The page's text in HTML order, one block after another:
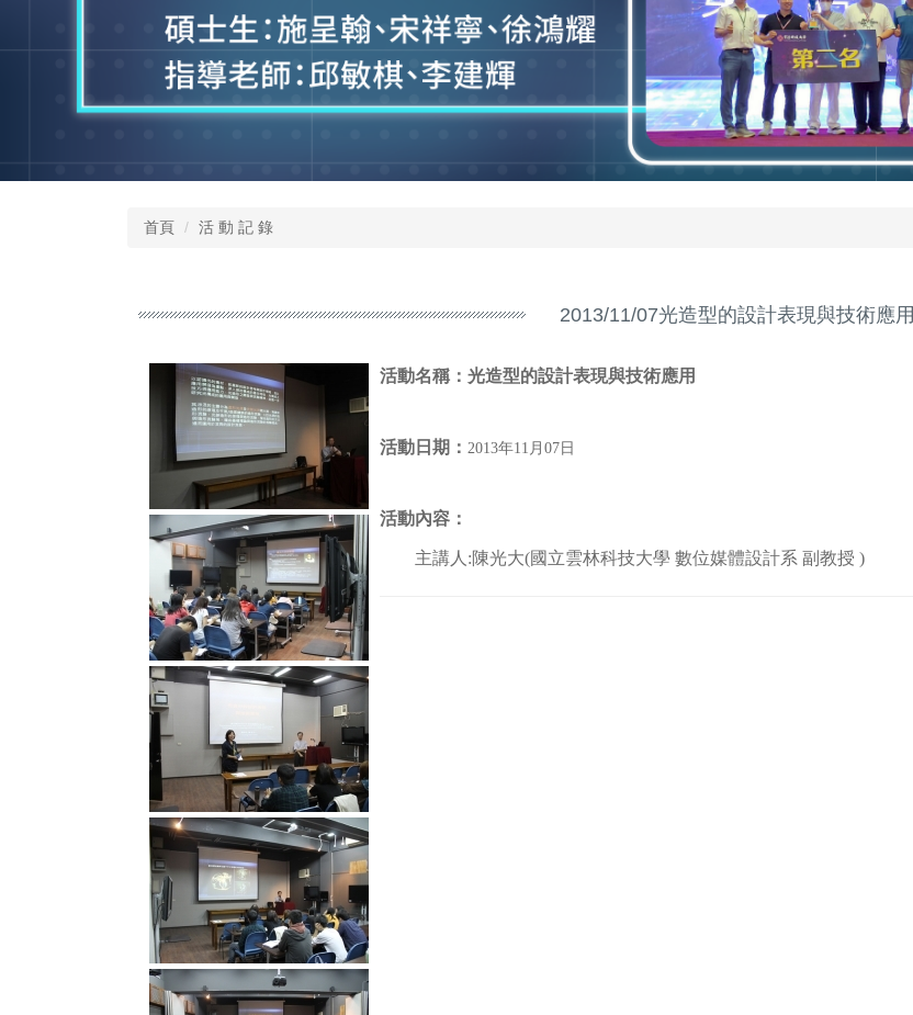
首頁 活 動 記 錄
2013/11/07光造型的設計表現與技術應用
活動名稱： 光造型的設計表現與技術應用
活動日期： 2013年11月07日
活動內容：
主講人:陳光大(國立雲林科技大學 數位媒體設計系 副教授 )